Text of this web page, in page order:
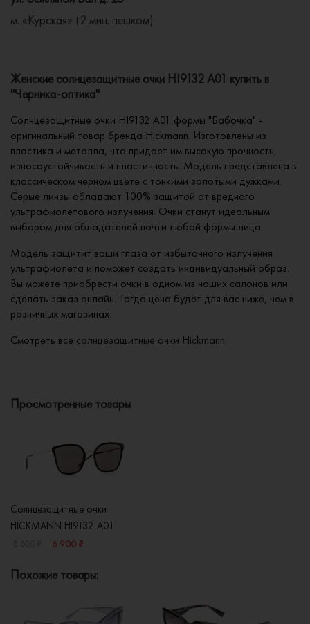
м. «Курская» (2 мин. пешком)
Женские солнцезащитные очки HI9132 A01 купить в
"Черника-оптика"
Солнцезащитные очки HI9132 A01 формы "Бабочка" -
оригинальный товар бренда Hickmann. Изготовлены из
пластика и металла, что придает им высокую прочность,
износоустойчивость и пластичность. Модель представлена в
классическом черном цвете с тонкими золотыми дужками.
Серые линзы обладают 100% защитой от вредного
ультрафиолетового излучения. Очки станут идеальным
выбором для обладателей почти любой формы лица.
Модель защитит ваши глаза от избыточного излучения
ультрафиолета и поможет создать индивидуальный образ.
Вы можете приобрести очки в одном из наших салонов или
сделать заказ онлайн. Тогда цена будет для вас ниже, чем в
розничных магазинах.
Смотреть все солнцезащитные очки Hickmann
Просмотренные товары
Солнцезащитные очки
HICKMANN HI9132 A01
6 900 ₽
Похожие товары: